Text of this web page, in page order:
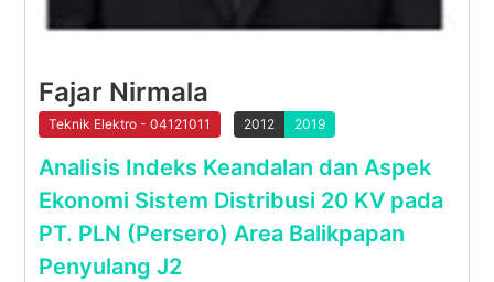
Fajar Nirmala
Teknik Elektro - 04121011 2012 2019
Analisis Indeks Keandalan dan Aspek
Ekonomi Sistem Distribusi 20 KV pada
PT. PLN (Persero) Area Balikpapan
Penyulang J2